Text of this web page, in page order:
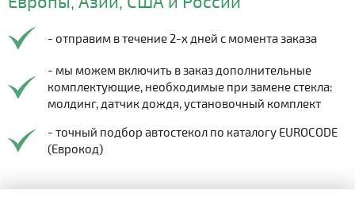
- отправим в течение 2-х дней с момента заказа
- мы можем включить в заказ дополнительные
комплектующие, необходимые при замене стекла:
молдинг, датчик дождя, установочный комплект
- точный подбор автостекол по каталогу EUROCODE
(Еврокод)